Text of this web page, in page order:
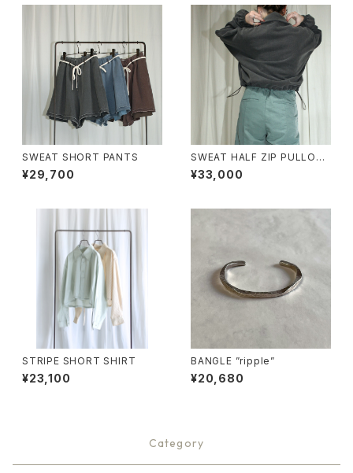
SWEAT SHORT PANTS
¥29,700
SWEAT HALF ZIP PULLOVE
R
¥33,000
STRIPE SHORT SHIRT
¥23,100
BANGLE ”ripple”
¥20,680
Category